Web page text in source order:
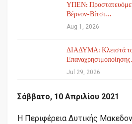
ΥΠΕΝ:
Βέρνον-Βίτσι…
Aug 1, 2026
ΔΙΑΔΥΜΑ: Κλειστά τα
Jul 29, 2026
Σάββατο, 10 Απριλίου 2021
Η Περιφέρεια Δυτικής